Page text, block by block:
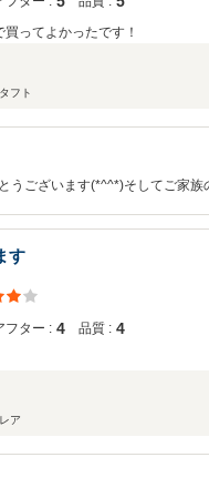
ってよかったです！
フト
うございます(*^^*)そしてご家族
がとうございます！今後ともお
待ちしておりますので、いつでも
す
フター : 4 品質 : 4
レア